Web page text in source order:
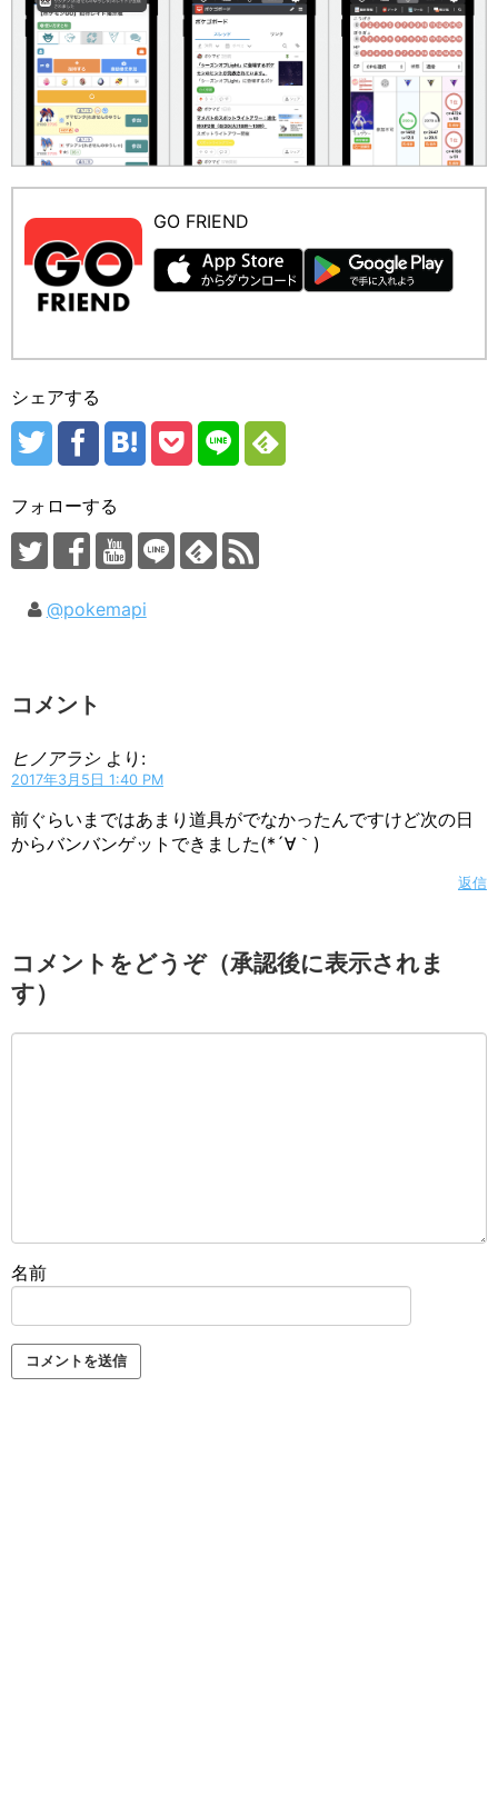
GO FRIEND
シェアする
フォローする
@pokemapi
コメント
ヒノアラシ より:
2017年3月5日 1:40 PM
前ぐらいまではあまり道具がでなかったんですけど次の日
からバンバンゲットできました(*´∀｀)
返信
コメントをどうぞ（承認後に表示されま
す）
名前